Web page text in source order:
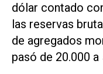
dólar contado
las reservas
de agregados
pasó de 20.000